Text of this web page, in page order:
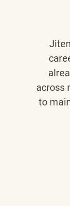
Jiten
across
to